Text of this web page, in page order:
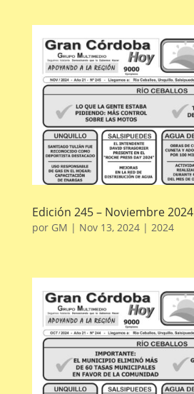
Edición 245 – Noviembre 2024
por GM | Nov 13, 2024| 2024